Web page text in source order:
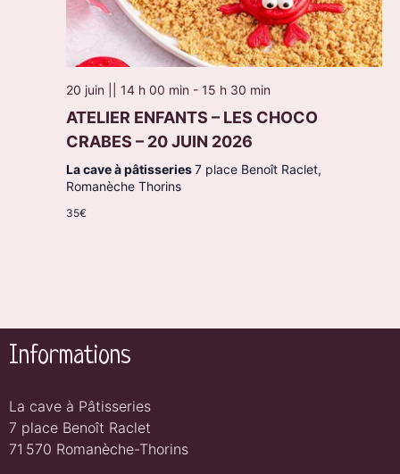
20 juin || 14 h 00 min - 15 h 30 min
ATELIER ENFANTS – LES CHOCO
CRABES – 20 JUIN 2026
La cave à pâtisseries7 place Benoît Raclet,
Romanèche Thorins
35€
Informations
La cave à Pâtisseries
7 place Benoît Raclet
71 570 Romanèche-Thorins